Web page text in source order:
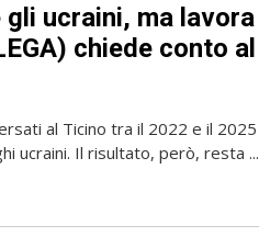
ucraini, ma lavora
chiede conto al
al Ticino tra il 2022 e il 2025
ucraini. Il risultato, però, resta ...